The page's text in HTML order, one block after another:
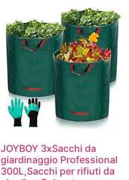
JOYBOY 3xSacchi da
giardinaggio Professional
300L,Sacchi per rifiuti da